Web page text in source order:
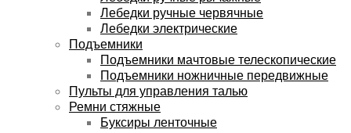
Лебедки ручные червячные
Лебедки электрические
Подъемники
Подъемники мачтовые телескопические
Подъемники ножничные передвижные
Пульты для управления талью
Ремни стяжные
Буксиры ленточные